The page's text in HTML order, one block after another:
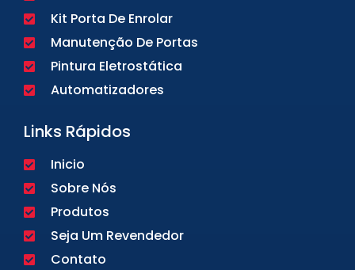
Kit Porta De Enrolar
Manutenção De Portas
Pintura Eletrostática
Automatizadores
Links Rápidos
Inicio
Sobre Nós
Produtos
Seja Um Revendedor
Contato